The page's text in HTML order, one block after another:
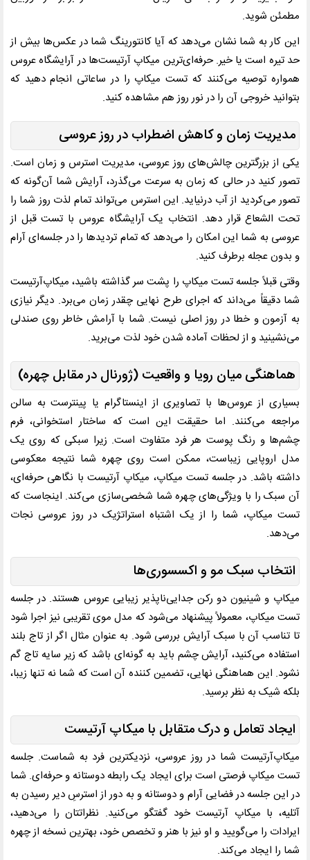
مطمئن شوید.
این کار به شما نشان می‌دهد که آیا کانتورینگ شما در عکس‌ها بیش از
حد تیره است یا خیر. حرفه‌ای‌ترین میکاپ آرتیست‌ها در آرایشگاه عروس
همواره توصیه می‌کنند که تست میکاپ را در ساعاتی انجام دهید که
بتوانید خروجی آن را در نور روز هم مشاهده کنید.
مدیریت زمان و کاهش اضطراب در روز عروسی
یکی از بزرگترین چالش‌های روز عروسی، مدیریت استرس و زمان است.
تصور کنید در حالی که زمان به سرعت می‌گذرد، آرایش شما آن‌گونه که
تصور می‌کردید از آب درنیاید. این استرس می‌تواند تمام لذت روز شما را
تحت ‌الشعاع قرار دهد. انتخاب یک آرایشگاه عروس با تست قبل از
عروسی به شما این امکان را می‌دهد که تمام تردیدها را در جلسه‌ای آرام
و بدون عجله برطرف کنید.
وقتی قبلاً جلسه تست میکاپ را پشت سر گذاشته باشید، میکاپ‌آرتیست
شما دقیقاً می‌داند که اجرای طرح نهایی چقدر زمان می‌برد. دیگر نیازی
به آزمون و خطا در روز اصلی نیست. شما با آرامش خاطر روی صندلی
می‌نشینید و از لحظات آماده شدن خود لذت می‌برید.
هماهنگی میان رویا و واقعیت (ژورنال در مقابل چهره)
بسیاری از عروس‌ها با تصاویری از اینستاگرام یا پینترست به سالن
مراجعه می‌کنند. اما حقیقت این است که ساختار استخوانی، فرم
چشم‌ها و رنگ پوست هر فرد متفاوت است. زیرا سبکی که روی یک
مدل اروپایی زیباست، ممکن است روی چهره شما نتیجه معکوسی
داشته باشد. در جلسه تست میکاپ، میکاپ آرتیست با نگاهی حرفه‌ای،
آن سبک را با ویژگی‌های چهره شما شخصی‌سازی می‌کند. اینجاست که
تست میکاپ، شما را از یک اشتباه استراتژیک در روز عروسی نجات
می‌دهد.
انتخاب سبک مو و اکسسوری‌ها
میکاپ و شینیون دو رکن جدایی‌ناپذیر زیبایی عروس هستند. در جلسه
تست میکاپ، معمولاً پیشنهاد می‌شود که مدل موی تقریبی نیز اجرا شود
تا تناسب آن با سبک آرایش بررسی شود. به عنوان مثال اگر از تاج بلند
استفاده می‌کنید، آرایش چشم باید به گونه‌ای باشد که زیر سایه تاج گم
نشود. این هماهنگی نهایی، تضمین ‌کننده آن است که شما نه تنها زیبا،
بلکه شیک به نظر برسید.
ایجاد تعامل و درک متقابل با میکاپ آرتیست
میکاپ‌آرتیست شما در روز عروسی، نزدیکترین فرد به شماست. جلسه
تست میکاپ فرصتی است برای ایجاد یک رابطه دوستانه و حرفه‌ای. شما
در این جلسه در فضایی آرام و دوستانه و به دور از استرسِ دیر رسیدن به
آتلیه، با میکاپ آرتیست خود گفتگو می‌کنید. نظراتتان را می‌دهید،
ایرادات را می‌گویید و او نیز با هنر و تخصص خود، بهترین نسخه از چهره
شما را ایجاد می‌کند.